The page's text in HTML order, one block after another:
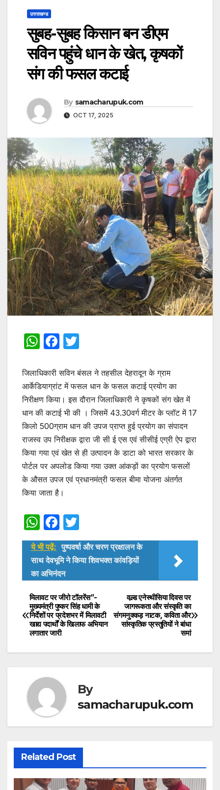
उत्तराखण्ड
सुबह-सुबह किसान बन डीएम
सविन पहुंचे धान के खेत, कृषकों
संग की फसल कटाई
By samacharupuk.com
OCT 17, 2025
W
at
s
A
p
p
F
c
e
b
o
o
k
itt
er
जिलाधिकारी सविन बंसल ने तहसील देहरादून के ग्राम
आर्केडियाग्रांट में फसल धान के फसल कटाई प्रयोग का
निरीक्षण किया। इस दौरान जिलाधिकारी ने कृषकों संग खेत में
धान की कटाई भी की । जिसमें 43.30वर्ग मीटर के प्लॉट में 17
किलो 500ग्राम धान की उपज प्राप्त हुई प्रयोग का संपादन
राजस्व उप निरीक्षक द्वारा जी सी ई एस एवं सीसीई एग्री ऐप द्वारा
किया गया एवं खेत से ही उत्पादन के डाटा को भारत सरकार के
पोर्टल पर अपलोड किया गया उक्त आंकड़ों का प्रयोग फसलों
के औसत उपज एवं प्रधानमंत्री फसल बीमा योजना अंतर्गत
किया जाता है।
W
h
at
s
A
p
p
F
a
c
e
b
o
o
k
w
itt
er
ये भी पढ़ें: पुष्पवर्षा और चरण प्रक्षालन के
साथ देवभूमि ने किया शिवभक्त कांवड़ियों
का अभिनंदन
Post
navigation
वल्र्ड एनेस्थीसिया दिवस पर
जागरूकता और संस्कृति का
संगमनुक्कड़ नाटक, कविता और
सांस्कृतिक प्रस्तुतियों ने बांधा
समां
मिलावट पर जीरो टॉलरेंस”-
मुख्यमंत्री पुष्कर सिंह धामी के
निर्देशों पर प्रदेशभर में मिलावटी
खाद्य पदार्थों के खिलाफ अभियान
लगातार जारी
By
samacharupuk.com
Related Post